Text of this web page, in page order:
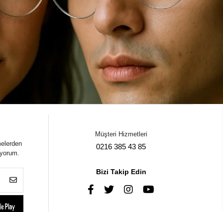
Müşteri Hizmetleri
0216 385 43 85
Bizi Takip Edin